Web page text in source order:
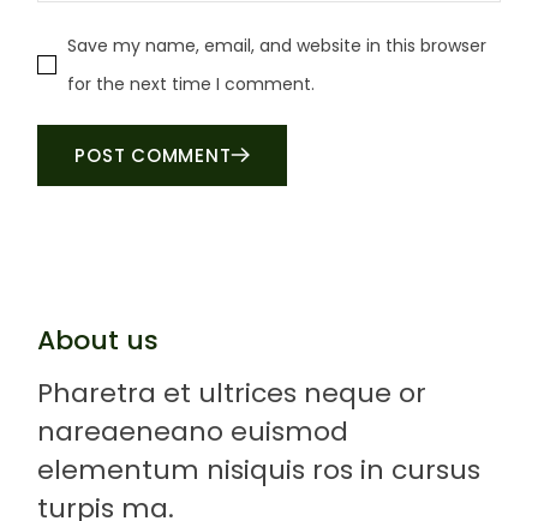
Save my name, email, and website in this browser
for the next time I comment.
POST COMMENT
About us
Pharetra et ultrices neque or
nareaeneano euismod
elementum nisiquis ros in cursus
turpis ma.